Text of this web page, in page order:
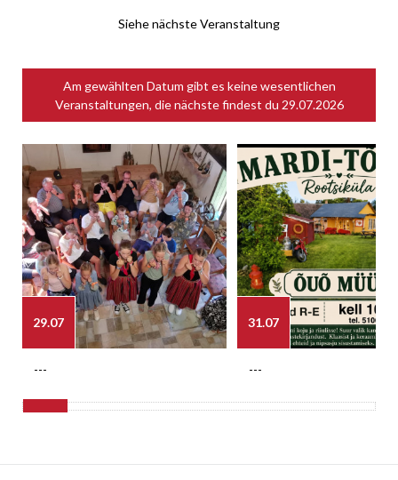
Siehe nächste Veranstaltung
Am gewählten Datum gibt es keine wesentlichen
Veranstaltungen, die nächste findest du 29.07.2026
29.07
---
31.07
---